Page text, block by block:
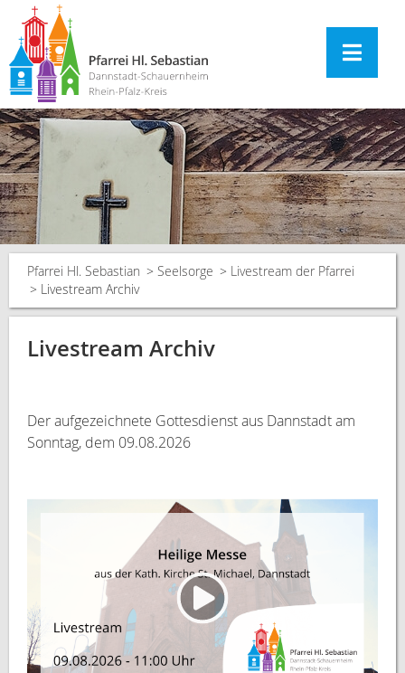
Pfarrei Hl. Sebastian Seelsorge
Livestream der Pfarrei
Livestream Archiv
Livestream Archiv
Der aufgezeichnete Gottesdienst aus Dannstadt am
Sonntag, dem 09.08.2026